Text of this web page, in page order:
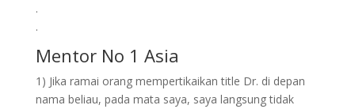
.
.
Mentor No 1 Asia
1) Jika ramai orang mempertikaikan title Dr. di depan
nama beliau, pada mata saya, saya langsung tidak